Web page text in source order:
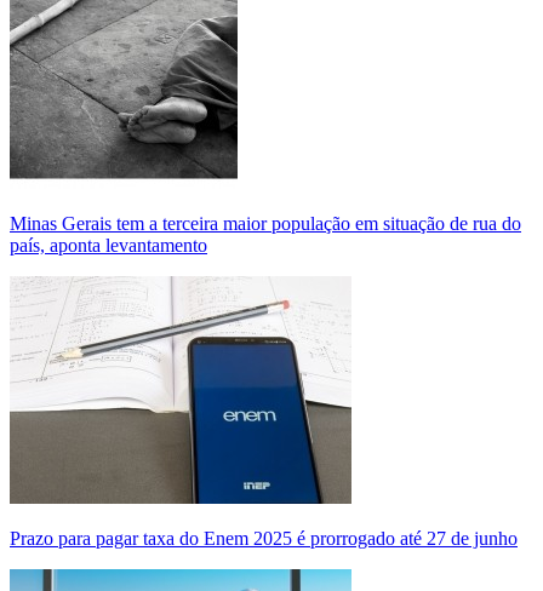
Minas Gerais tem a terceira maior população em situação de rua do
país, aponta levantamento
Prazo para pagar taxa do Enem 2025 é prorrogado até 27 de junho